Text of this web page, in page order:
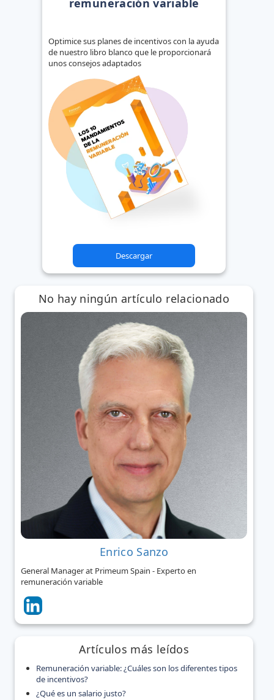
remuneración variable
Optimice sus planes de incentivos con la ayuda
de nuestro libro blanco que le proporcionará
unos consejos adaptados
Descargar
No hay ningún artículo relacionado
Enrico Sanzo
General Manager at Primeum Spain - Experto en
remuneración variable
Artículos más leídos
Remuneración variable: ¿Cuáles son los diferentes tipos
de incentivos?
¿Qué es un salario justo?